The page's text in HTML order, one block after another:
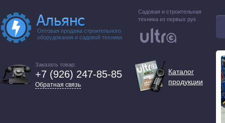
Оптовая продажа строительного
оборудования и садовой техники
Садовая и строительная
техника из первых рук
Заказать товар:
+7 (926) 247-85-85
Обратная связь
Каталог
продукции